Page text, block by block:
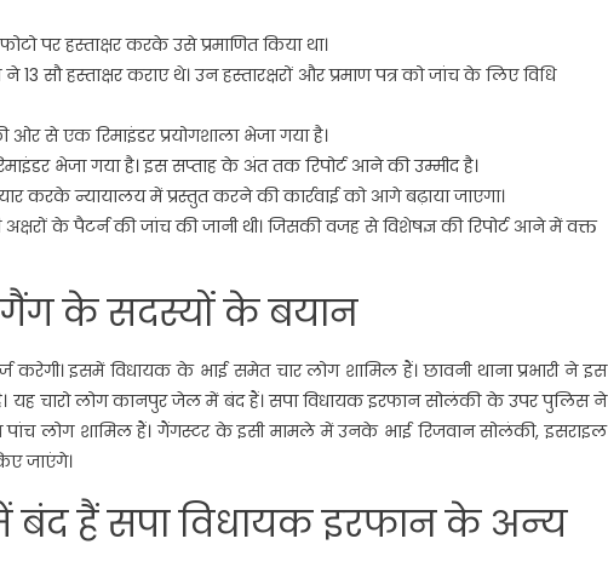
पर हस्ताक्षर करके उसे प्रमाणित किया था।
हस्ताक्षर कराए थे। उन हस्तारक्षरों और प्रमाण पत्र को जांच के लिए विधि
से एक रिमाइंडर प्रयोगशाला भेजा गया है।
भेजा गया है। इस सप्ताह के अंत तक रिपोर्ट आने की उम्मीद है।
करके न्यायालय में प्रस्तुत करने की कार्रवाई को आगे बढ़ाया जाएगा।
के पैटर्न की जांच की जानी थी। जिसकी वजह से विशेषज्ञ की रिपोर्ट आने में वक्त
के सदस्यों के बयान
इसमें विधायक के भाई समेत चार लोग शामिल हैं। छावनी थाना प्रभारी ने इस
यह चारो लोग कानपुर जेल में बंद हैं। सपा विधायक इरफान सोलंकी के उपर पुलिस ने
लोग शामिल हैं। गैंगस्टर के इसी मामले में उनके भाई रिजवान सोलंकी, इसराइल
जाएंगे।
बंद हैं सपा व‍िधायक इरफान के अन्‍य